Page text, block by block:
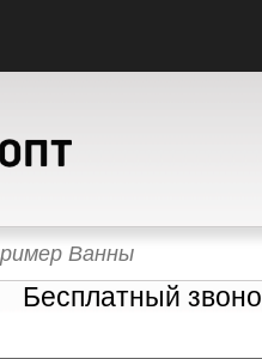
Бесплатный